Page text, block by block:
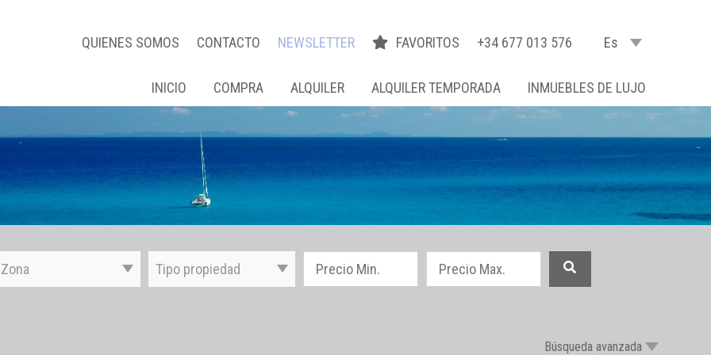
QUIENES SOMOS CONTACTO NEWSLETTER FAVORITOS +34 677 013 576 Es
INICIO COMPRA ALQUILER ALQUILER TEMPORADA INMUEBLES DE LUJO
Zona Tipo propiedad
Búsqueda avanzada